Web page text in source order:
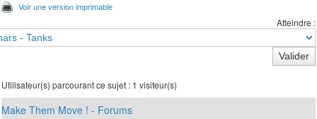
Voir une version imprimable
Atteindre :
Utilisateur(s) parcourant ce sujet : 1 visiteur(s)
Make Them Move ! - Forums